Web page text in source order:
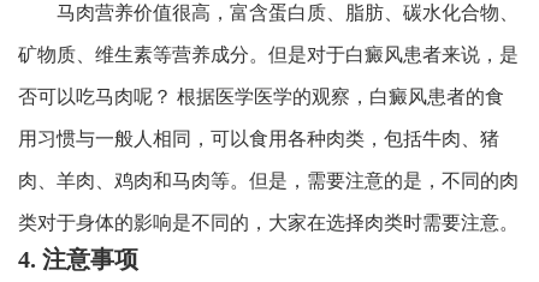
马肉营养价值很高，富含蛋白质、脂肪、碳水化合物、
矿物质、维生素等营养成分。但是对于白癜风患者来说，是
否可以吃马肉呢？ 根据医学医学的观察，白癜风患者的食
用习惯与一般人相同，可以食用各种肉类，包括牛肉、猪
肉、羊肉、鸡肉和马肉等。但是，需要注意的是，不同的肉
类对于身体的影响是不同的，大家在选择肉类时需要注意。
4. 注意事项